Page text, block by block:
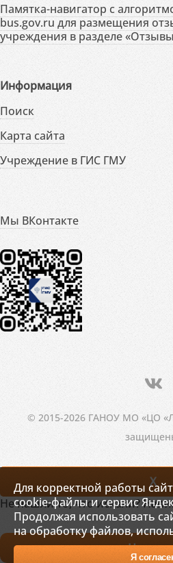
Памятка-навигатор с
bus.gov.ru для размещения
учреждения в разделе
Информация
Поиск
Карта сайта
Учреждение в ГИС ГМУ
Мы ВКонтакте
© 2015-2026 ГАНОУ МО «ЦО
Для корректной работы
cookie-файлы и сервис
Продолжая использовать
на обработку файлов,
Я
X
Не нашли то, что искали?